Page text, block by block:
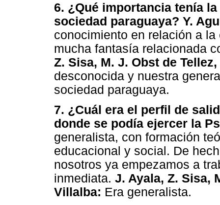
6. ¿Qué importancia tenía
sociedad paraguaya? Y.
conocimiento en relación a
mucha fantasía relacionada
Z. Sisa, M. J. Obst de
desconocida y nuestra
sociedad paraguaya.
7. ¿Cuál era el perfil de
donde se podía ejercer la
generalista, con formación
educacional y social. De
nosotros ya empezamos a
inmediata. J. Ayala, Z. Sisa,
Villalba: Era generalista.